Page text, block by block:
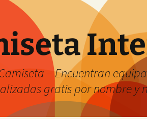
– Encuentran
gratis por nombre y